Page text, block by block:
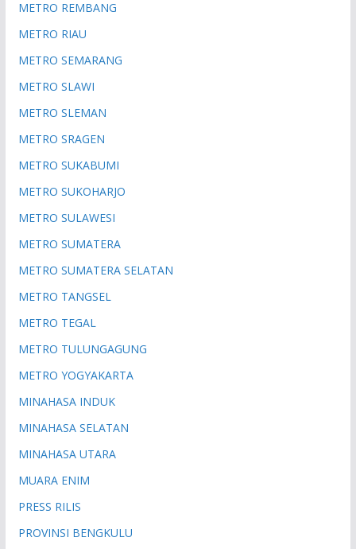
METRO REMBANG
METRO RIAU
METRO SEMARANG
METRO SLAWI
METRO SLEMAN
METRO SRAGEN
METRO SUKABUMI
METRO SUKOHARJO
METRO SULAWESI
METRO SUMATERA
METRO SUMATERA SELATAN
METRO TANGSEL
METRO TEGAL
METRO TULUNGAGUNG
METRO YOGYAKARTA
MINAHASA INDUK
MINAHASA SELATAN
MINAHASA UTARA
MUARA ENIM
PRESS RILIS
PROVINSI BENGKULU